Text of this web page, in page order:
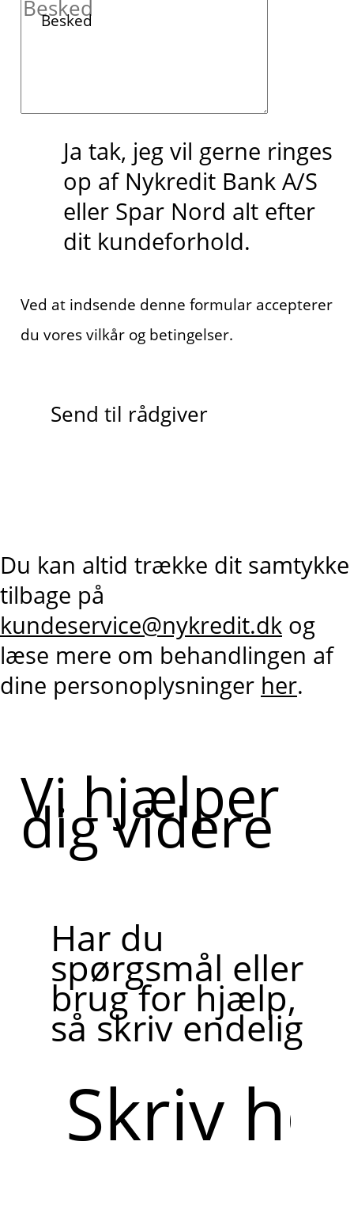
Besked
Ja tak, jeg vil gerne ringes
op af Nykredit Bank A/S
eller Spar Nord alt efter
dit kundeforhold.
Ved at indsende denne formular accepterer
du vores vilkår og betingelser.
Send til rådgiver
Du kan altid trække dit samtykke
tilbage på
kundeservice@nykredit.dk og
læse mere om behandlingen af
dine personoplysninger her.
Vi hjælper
dig videre
Har du
spørgsmål eller
brug for hjælp,
så skriv endelig
her